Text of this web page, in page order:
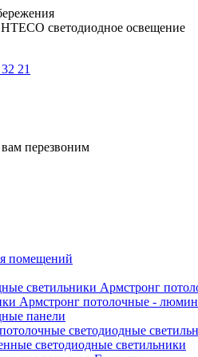
светодиодное освещение
21
перезвоним
помещений
светильники Армстронг
Армстронг потолочные -
панели
светодиодные
светодиодные светильники